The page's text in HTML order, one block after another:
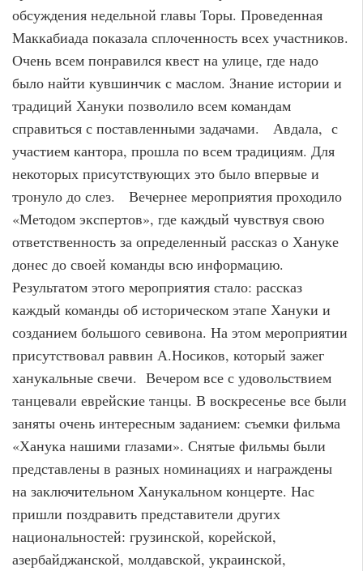
обсуждения недельной главы Торы. Проведенная
Маккабиада показала сплоченность всех участников.
Очень всем понравился квест на улице, где надо
было найти кувшинчик с маслом. Знание истории и
традиций Хануки позволило всем командам
справиться с поставленными задачами. Авдала, с
участием кантора, прошла по всем традициям. Для
некоторых присутствующих это было впервые и
тронуло до слез. Вечернее мероприятия проходило
«Методом экспертов», где каждый чувствуя свою
ответственность за определенный рассказ о Хануке
донес до своей команды всю информацию.
Результатом этого мероприятия стало: рассказ
каждый команды об историческом этапе Хануки и
созданием большого севивона. На этом мероприятии
присутствовал раввин А.Носиков, который зажег
ханукальные свечи. Вечером все с удовольствием
танцевали еврейские танцы. В воскресенье все были
заняты очень интересным заданием: съемки фильма
«Ханука нашими глазами». Снятые фильмы были
представлены в разных номинациях и награждены
на заключительном Ханукальном концерте. Нас
пришли поздравить представители других
национальностей: грузинской, корейской,
азербайджанской, молдавской, украинской,